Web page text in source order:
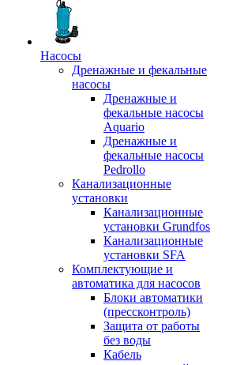
Насосы
Дренажные и фекальные
насосы
Дренажные и
фекальные насосы
Aquario
Дренажные и
фекальные насосы
Pedrollo
Канализационные
установки
Канализационные
установки Grundfos
Канализационные
установки SFA
Комплектующие и
автоматика для насосов
Блоки автоматики
(прессконтроль)
Защита от работы
без воды
Кабель